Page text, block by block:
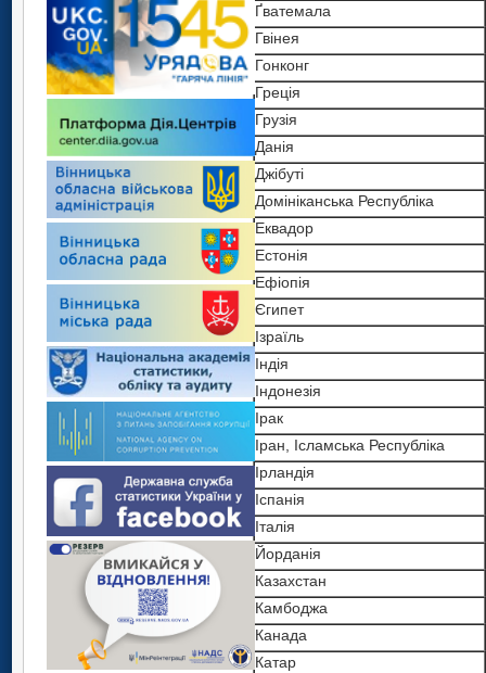
Ґватемала
Гвінея
Гонконг
Греція
Грузія
Данія
Джібуті
Домініканська Республіка
Еквадор
Естонія
Ефіопія
Єгипет
Ізраїль
Індія
Індонезія
Ірак
Іран, Ісламська Республіка
Ірландія
Іспанія
Італія
Йорданія
Казахстан
Камбоджа
Канада
Катар